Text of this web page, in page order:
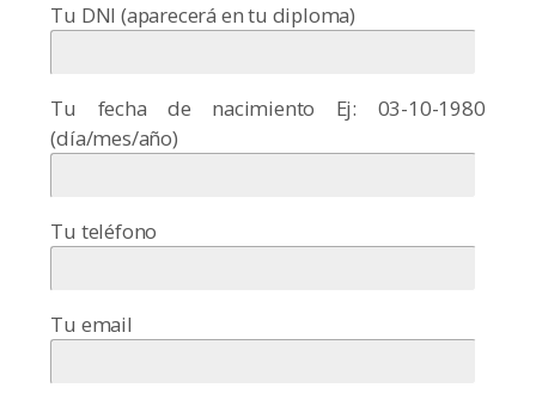
Tu DNI (aparecerá en tu diploma)
Tu fecha de nacimiento Ej: 03-10-1980
(día/mes/año)
Tu teléfono
Tu email